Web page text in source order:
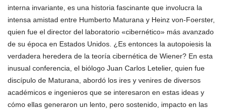
interna invariante, es una historia fascinante que involucra la
intensa amistad entre Humberto Maturana y Heinz von-Foerster,
quien fue el director del laboratorio «cibernético» más avanzado
de su época en Estados Unidos. ¿Es entonces la autopoiesis la
verdadera heredera de la teoría cibernética de Wiener? En esta
inusual conferencia, el biólogo Juan Carlos Letelier, quien fue
discípulo de Maturana, abordó los ires y venires de diversos
académicos e ingenieros que se interesaron en estas ideas y
cómo ellas generaron un lento, pero sostenido, impacto en las